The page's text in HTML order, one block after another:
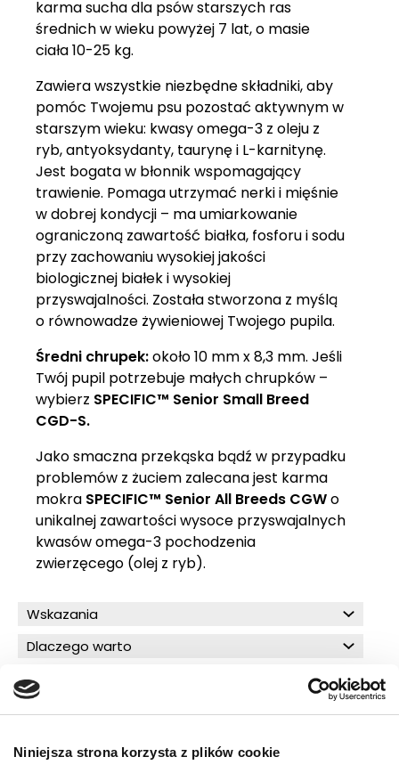
Niniejsza strona korzysta z plików cookie
karma sucha dla psów starszych ras
średnich w wieku powyżej 7 lat, o masie
ciała 10-25 kg.
Zawiera wszystkie niezbędne składniki, aby
pomóc Twojemu psu pozostać aktywnym w
starszym wieku: kwasy omega-3 z oleju z
ryb, antyoksydanty, taurynę i L-karnitynę.
Jest bogata w błonnik wspomagający
trawienie. Pomaga utrzymać nerki i mięśnie
w dobrej kondycji – ma umiarkowanie
ograniczoną zawartość białka, fosforu i sodu
przy zachowaniu wysokiej jakości
biologicznej białek i wysokiej
przyswajalności. Została stworzona z myślą
o równowadze żywieniowej Twojego pupila.
Średni chrupek:około 10 mm x 8,3 mm. Jeśli
Twój pupil potrzebuje małych chrupków –
wybierz SPECIFIC™ Senior Small Breed
CGD-S.
Jako smaczna przekąska bądź w przypadku
problemów z żuciem zalecana jest karma
mokra SPECIFIC™ Senior All Breeds CGWo
unikalnej zawartości wysoce przyswajalnych
kwasów omega-3 pochodzenia
zwierzęcego (olej z ryb).
Wskazania
Dlaczego warto
Zalecenia żywieniowe
Składniki